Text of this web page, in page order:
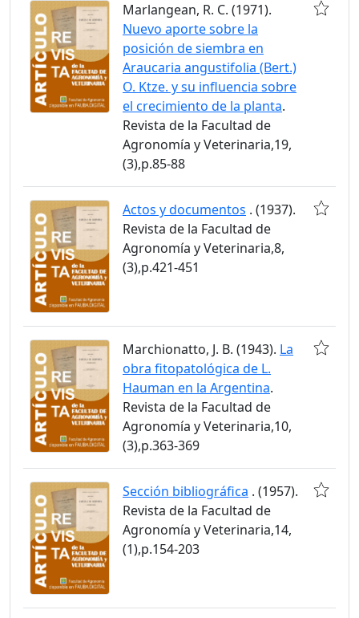
Marlangean, R. C. (1971).
Nuevo aporte sobre la
posición de siembra en
Araucaria angustifolia (Bert.)
O. Ktze. y su influencia sobre
el crecimiento de la planta.
Revista de la Facultad de
Agronomía y Veterinaria,19,
(3),p.85-88
Actos y documentos . (1937).
Revista de la Facultad de
Agronomía y Veterinaria,8,
(3),p.421-451
Marchionatto, J. B. (1943). La
obra fitopatológica de L.
Hauman en la Argentina.
Revista de la Facultad de
Agronomía y Veterinaria,10,
(3),p.363-369
Sección bibliográfica . (1957).
Revista de la Facultad de
Agronomía y Veterinaria,14,
(1),p.154-203